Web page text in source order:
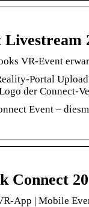
VR-Event
Portal
der Connect-
Event –
Connect
App | Mobile